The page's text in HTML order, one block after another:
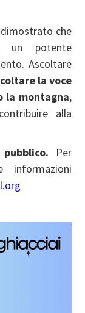
dimostrato che
un potente
Ascoltare
la voce
la montagna,
alla
Per
informazioni